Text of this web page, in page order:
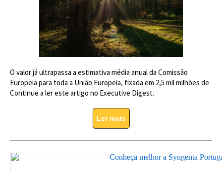
O valor já ultrapassa a estimativa média anual da Comissão
Europeia para toda a União Europeia, fixada em 2,5 mil milhões de
Continue a ler este artigo no Executive Digest.
Ler mais